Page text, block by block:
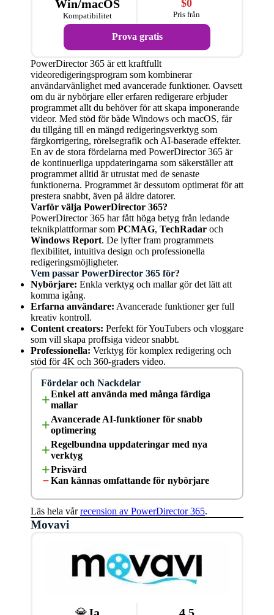
Win/macOS
Kompatibilitet
$0
Pris från
Prova gratis
PowerDirector 365 är ett kraftfullt
videoredigeringsprogram som kombinerar
användarvänlighet med avancerade funktioner. Oavsett
om du är nybörjare eller erfaren redigerare erbjuder
programmet allt du behöver för att skapa imponerande
videor. Med stöd för både Windows och macOS, får
du tillgång till en mängd redigeringsverktyg som
färgkorrigering, rörelsegrafik och AI-baserade effekter.
En av de stora fördelarna med PowerDirector 365 är
de kontinuerliga uppdateringarna som säkerställer att
programmet alltid är utrustat med de senaste
funktionerna. Programmet är dessutom optimerat för att
prestera snabbt, även på äldre datorer.
Varför välja PowerDirector 365?
PowerDirector 365 har fått höga betyg från ledande
teknikplattformar som PCMAG, TechRadar och
Windows Report. De lyfter fram programmets
flexibilitet, intuitiva design och professionella
redigeringsmöjligheter.
Vem passar PowerDirector 365 för?
Nybörjare: Enkla verktyg och mallar gör det lätt att
komma igång.
Erfarna användare: Avancerade funktioner ger full
kreativ kontroll.
Content creators: Perfekt för YouTubers och vloggare
som vill skapa proffsiga videor snabbt.
Professionella: Verktyg för komplex redigering och
stöd för 4K och 360-graders video.
Fördelar och Nackdelar
Enkel att använda med många färdiga
mallar
Avancerade AI-funktioner för snabb
optimering
Regelbundna uppdateringar med nya
verktyg
Prisvärd
Kan kännas omfattande för nybörjare
Läs hela vårrecension av PowerDirector 365.
Movavi